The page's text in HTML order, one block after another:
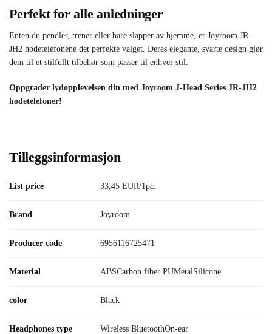
Perfekt for alle anledninger
Enten du pendler, trener eller bare slapper av hjemme, er Joyroom JR-
JH2 hodetelefonene det perfekte valget. Deres elegante, svarte design gjør
dem til et stilfullt tilbehør som passer til enhver stil.
Oppgrader lydopplevelsen din med Joyroom J-Head Series JR-JH2
hodetelefoner!
Tilleggsinformasjon
List price 33,45 EUR/1pc.
Brand Joyroom
Producer code 6956116725471
Material ABSCarbon fiber PUMetalSilicone
color Black
Headphones type Wireless BluetoothOn-ear